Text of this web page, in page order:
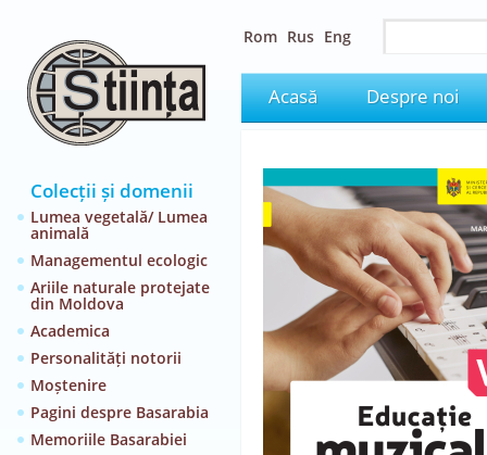
Colecții și domenii
Lumea vegetală/ Lumea
animală
Managementul ecologic
Ariile naturale protejate
din Moldova
Academica
Personalități notorii
Moștenire
Pagini despre Basarabia
Memoriile Basarabiei
Rom Rus Eng
Acasă Despre noi